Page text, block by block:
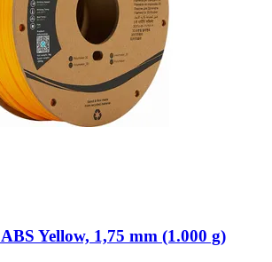
ABS Yellow, 1,75 mm (1.000 g)